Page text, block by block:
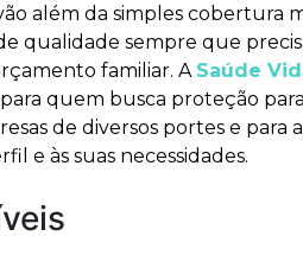
além da simples cobertura
qualidade sempre que
familiar. A Saúde
quem busca proteção
de diversos portes e para
e às suas necessidades.